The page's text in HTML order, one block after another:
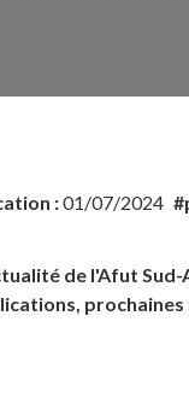
:01/07/2024
de l'Afut Sud-